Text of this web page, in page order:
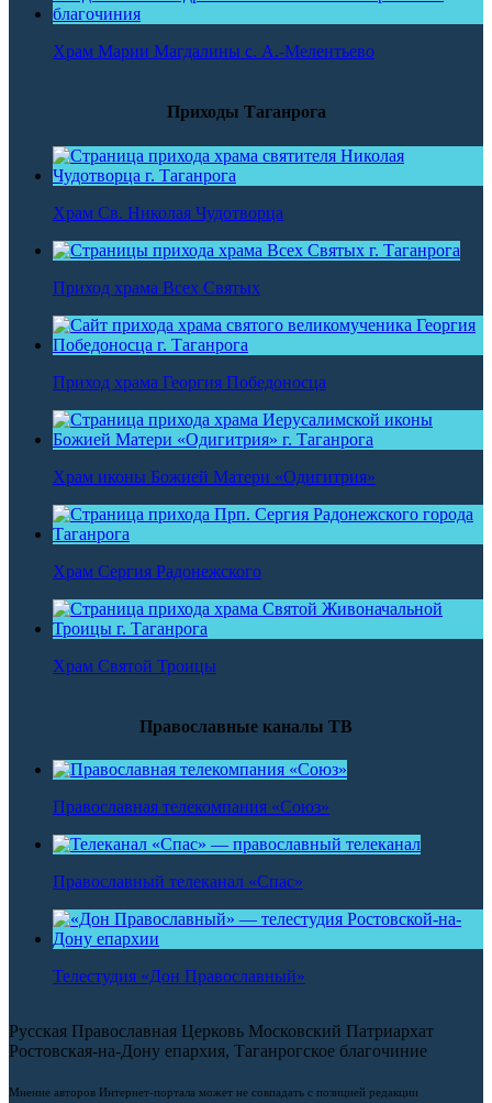
Храм Марии Магдалины с. А.-Мелентьево
Приходы Таганрога
Храм Св. Николая Чудотворца
Приход храма Всех Святых
Приход храма Георгия Победоносца
Храм иконы Божией Матери «Одигитрия»
Храм Сергия Радонежского
Храм Святой Троицы
Православные каналы ТВ
Православная телекомпания «Союз»
Православный телеканал «Спас»
Телестудия «Дон Православный»
Русская Православная Церковь Московский Патриархат
Ростовская-на-Дону епархия, Таганрогское благочиние
Мнение авторов Интернет-портала может не совпадать с позицией редакции